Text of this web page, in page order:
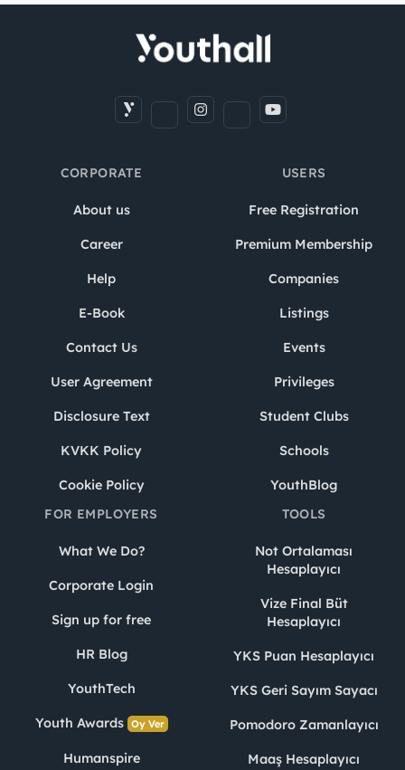
CORPORATE
About us
Career
Help
E-Book
Contact Us
User Agreement
Disclosure Text
KVKK Policy
Cookie Policy
USERS
Free Registration
Premium Membership
Companies
Listings
Events
Privileges
Student Clubs
Schools
YouthBlog
FOR EMPLOYERS
What We Do?
Corporate Login
Sign up for free
HR Blog
YouthTech
Youth Awards Oy Ver
Humanspire
TOOLS
Not Ortalaması
Hesaplayıcı
Vize Final Büt
Hesaplayıcı
YKS Puan Hesaplayıcı
YKS Geri Sayım Sayacı
Pomodoro Zamanlayıcı
Maaş Hesaplayıcı